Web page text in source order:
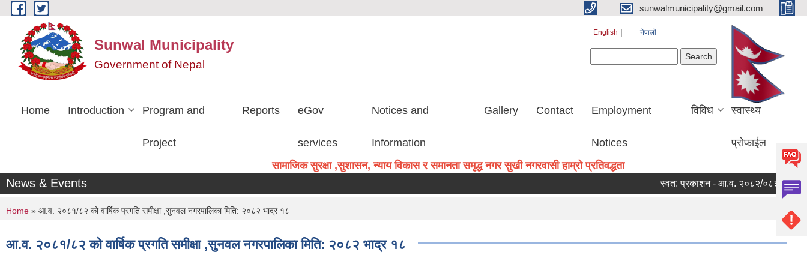
Skip to main content sunwalmunicipality@gmail.com
Sunwal Municipality
Government of Nepal
English नेपाली
Home Introduction Program and
Project
Reports eGov
services
Notices and
Information
Gallery Contact Employment
Notices
विविध स्वास्थ्य
प्रोफाईल
सामाजिक सुरक्षा ,सुशासन, न्याय विकास र समानता समृद्ध नगर सुखी नगरवासी हाम्रो प्रतिवद्धता
News & Events स्वत: प्रकाशन - आ.व. २०८२/०८३ को चौथो
You are here
Home » आ.व. २०८१/८२ को वार्षिक प्रगति समीक्षा ,सुनवल नगरपालिका मिति: २०८२ भाद्र १८
आ.व. २०८१/८२ को वार्षिक प्रगति समीक्षा ,सुनवल नगरपालिका मिति: २०८२ भाद्र १८